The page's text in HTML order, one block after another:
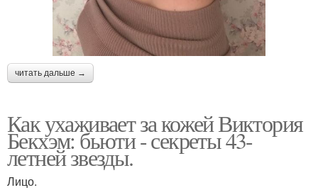
читать дальше →
Как ухаживает за кожей Виктория
Бекхэм: бьюти - секреты 43-
летней звезды.
Лицо.